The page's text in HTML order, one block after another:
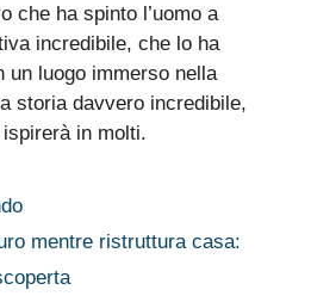
che ha spinto l’uomo a
incredibile, che lo ha
un luogo immerso nella
storia davvero incredibile,
in molti.
mentre ristruttura casa: